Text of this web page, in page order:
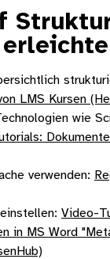
LMS Kursen
wie
verwenden:
Video-
in MS Word